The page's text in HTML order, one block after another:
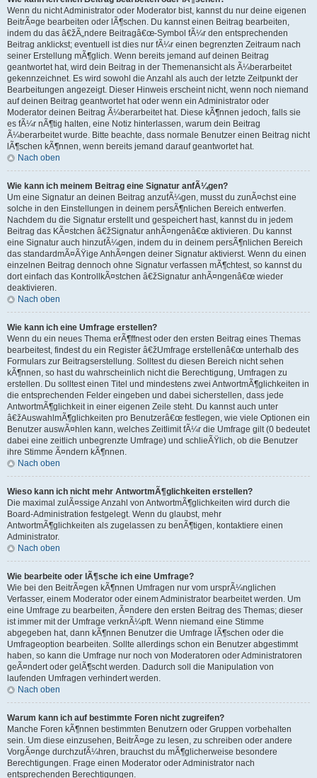
Wenn du nicht Administrator oder Moderator bist, kannst du nur deine eigenen
BeitrÃ¤ge bearbeiten oder lÃ¶schen. Du kannst einen Beitrag bearbeiten,
indem du das â€žÃ„ndere Beitragâ€œ-Symbol fÃ¼r den entsprechenden
Beitrag anklickst; eventuell ist dies nur fÃ¼r einen begrenzten Zeitraum nach
seiner Erstellung mÃ¶glich. Wenn bereits jemand auf deinen Beitrag
geantwortet hat, wird dein Beitrag in der Themenansicht als Ã¼berarbeitet
gekennzeichnet. Es wird sowohl die Anzahl als auch der letzte Zeitpunkt der
Bearbeitungen angezeigt. Dieser Hinweis erscheint nicht, wenn noch niemand
auf deinen Beitrag geantwortet hat oder wenn ein Administrator oder
Moderator deinen Beitrag Ã¼berarbeitet hat. Diese kÃ¶nnen jedoch, falls sie
es fÃ¼r nÃ¶tig halten, eine Notiz hinterlassen, warum dein Beitrag
Ã¼berarbeitet wurde. Bitte beachte, dass normale Benutzer einen Beitrag nicht
lÃ¶schen kÃ¶nnen, wenn bereits jemand darauf geantwortet hat.
Nach oben
Wie kann ich meinem Beitrag eine Signatur anfÃ¼gen?
Um eine Signatur an deinen Beitrag anzufÃ¼gen, musst du zunÃ¤chst eine
solche in den Einstellungen in deinem persÃ¶nlichen Bereich entwerfen.
Nachdem du die Signatur erstellt und gespeichert hast, kannst du in jedem
Beitrag das KÃ¤stchen â€žSignatur anhÃ¤ngenâ€œ aktivieren. Du kannst
eine Signatur auch hinzufÃ¼gen, indem du in deinem persÃ¶nlichen Bereich
das standardmÃ¤ÃŸige AnhÃ¤ngen deiner Signatur aktivierst. Wenn du einen
einzelnen Beitrag dennoch ohne Signatur verfassen mÃ¶chtest, so kannst du
dort einfach das KontrollkÃ¤stchen â€žSignatur anhÃ¤ngenâ€œ wieder
deaktivieren.
Nach oben
Wie kann ich eine Umfrage erstellen?
Wenn du ein neues Thema erÃ¶ffnest oder den ersten Beitrag eines Themas
bearbeitest, findest du ein Register â€žUmfrage erstellenâ€œ unterhalb des
Formulars zur Beitragserstellung. Solltest du diesen Bereich nicht sehen
kÃ¶nnen, so hast du wahrscheinlich nicht die Berechtigung, Umfragen zu
erstellen. Du solltest einen Titel und mindestens zwei AntwortmÃ¶glichkeiten in
die entsprechenden Felder eingeben und dabei sicherstellen, dass jede
AntwortmÃ¶glichkeit in einer eigenen Zeile steht. Du kannst auch unter
â€žAuswahlmÃ¶glichkeiten pro Benutzerâ€œ festlegen, wie viele Optionen ein
Benutzer auswÃ¤hlen kann, welches Zeitlimit fÃ¼r die Umfrage gilt (0 bedeutet
dabei eine zeitlich unbegrenzte Umfrage) und schlieÃŸlich, ob die Benutzer
ihre Stimme Ã¤ndern kÃ¶nnen.
Nach oben
Wieso kann ich nicht mehr AntwortmÃ¶glichkeiten erstellen?
Die maximal zulÃ¤ssige Anzahl von AntwortmÃ¶glichkeiten wird durch die
Board-Administration festgelegt. Wenn du glaubst, mehr
AntwortmÃ¶glichkeiten als zugelassen zu benÃ¶tigen, kontaktiere einen
Administrator.
Nach oben
Wie bearbeite oder lÃ¶sche ich eine Umfrage?
Wie bei den BeitrÃ¤gen kÃ¶nnen Umfragen nur vom ursprÃ¼nglichen
Verfasser, einem Moderator oder einem Administrator bearbeitet werden. Um
eine Umfrage zu bearbeiten, Ã¤ndere den ersten Beitrag des Themas; dieser
ist immer mit der Umfrage verknÃ¼pft. Wenn niemand eine Stimme
abgegeben hat, dann kÃ¶nnen Benutzer die Umfrage lÃ¶schen oder die
Umfrageoption bearbeiten. Sollte allerdings schon ein Benutzer abgestimmt
haben, so kann die Umfrage nur noch von Moderatoren oder Administratoren
geÃ¤ndert oder gelÃ¶scht werden. Dadurch soll die Manipulation von
laufenden Umfragen verhindert werden.
Nach oben
Warum kann ich auf bestimmte Foren nicht zugreifen?
Manche Foren kÃ¶nnen bestimmten Benutzern oder Gruppen vorbehalten
sein. Um diese einzusehen, BeitrÃ¤ge zu lesen, zu schreiben oder andere
VorgÃ¤nge durchzufÃ¼hren, brauchst du mÃ¶glicherweise besondere
Berechtigungen. Frage einen Moderator oder Administrator nach
entsprechenden Berechtigungen.